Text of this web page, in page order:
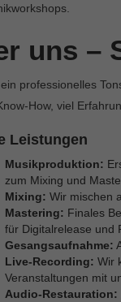
uns –
professionelles
How, viel
Leistungen
Musikproduktion:
zum Mixing und
Mixing: Wir mischen
Mastering: Finales
für Digitalrelease und
Gesangsaufnahme:
Live-Recording: Wir
Veranstaltungen mit
Audio-Restauration: